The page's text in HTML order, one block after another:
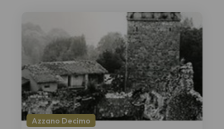
Azzano Decimo